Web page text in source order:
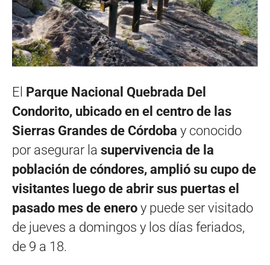
El Parque Nacional Quebrada Del
Condorito, ubicado en el centro de las
Sierras Grandes de Córdoba y conocido
por asegurar la supervivencia de la
población de cóndores, amplió su cupo de
visitantes luego de abrir sus puertas el
pasado mes de enero y puede ser visitado
de jueves a domingos y los días feriados,
de 9 a 18.